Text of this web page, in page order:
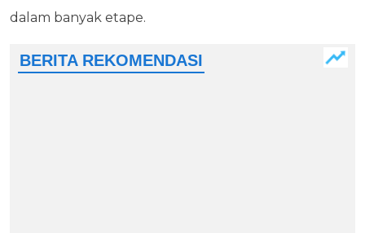
dalam banyak etape.